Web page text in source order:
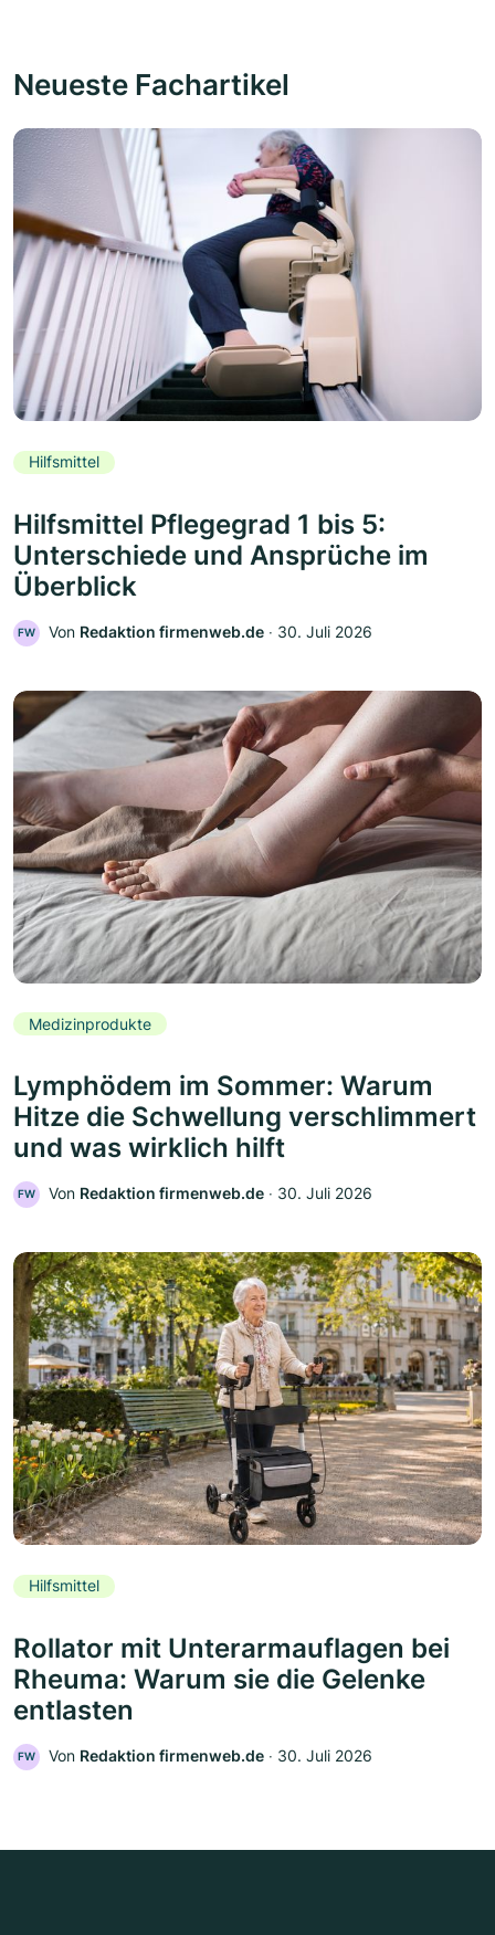
Neueste Fachartikel
Hilfsmittel
Hilfsmittel Pflegegrad 1 bis 5:
Unterschiede und Ansprüche im
Überblick
FW Von Redaktion firmenweb.de ‧ 30. Juli 2026
Medizinprodukte
Lymphödem im Sommer: Warum
Hitze die Schwellung verschlimmert
und was wirklich hilft
FW Von Redaktion firmenweb.de ‧ 30. Juli 2026
Hilfsmittel
Rollator mit Unterarmauflagen bei
Rheuma: Warum sie die Gelenke
entlasten
FW Von Redaktion firmenweb.de ‧ 30. Juli 2026